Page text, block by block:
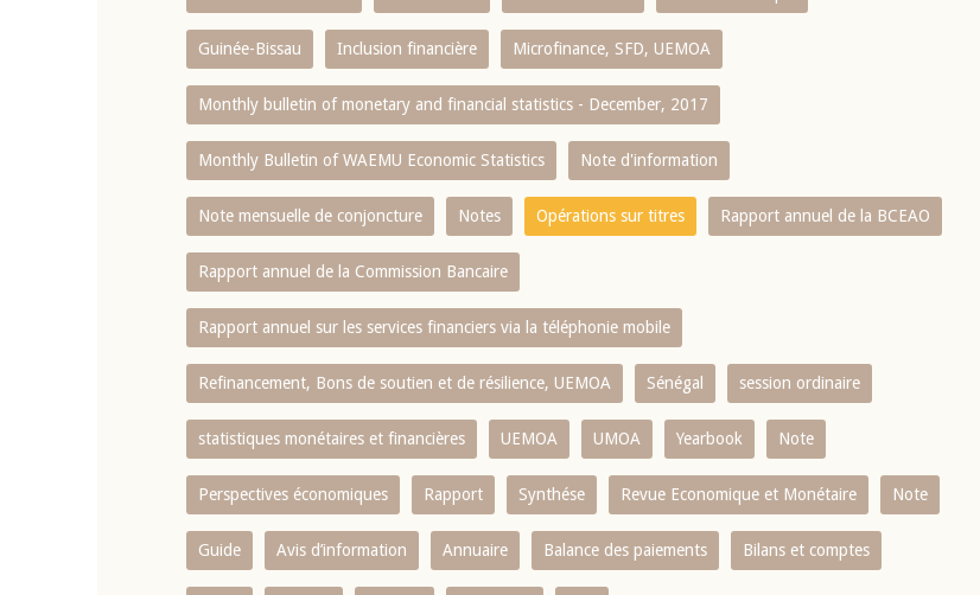
Guinée-Bissau Inclusion financière Microfinance, SFD, UEMOA
Monthly bulletin of monetary and financial statistics - December, 2017
Monthly Bulletin of WAEMU Economic Statistics Note d'information
Note mensuelle de conjoncture Notes Opérations sur titres Rapport annuel de la BCEAO
Rapport annuel de la Commission Bancaire
Rapport annuel sur les services financiers via la téléphonie mobile
Refinancement, Bons de soutien et de résilience, UEMOA Sénégal session ordinaire
statistiques monétaires et financières UEMOA UMOA Yearbook Note
Perspectives économiques Rapport Synthése Revue Economique et Monétaire Note
Guide Avis d’information Annuaire Balance des paiements Bilans et comptes